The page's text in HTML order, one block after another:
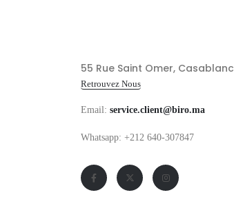
55 Rue Saint Omer,
Retrouvez Nous
Email: service.client@biro.ma
Whatsapp: +212 640-307847